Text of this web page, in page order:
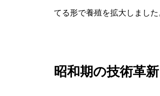
てる形で養殖を拡大しました
昭和期の技術革